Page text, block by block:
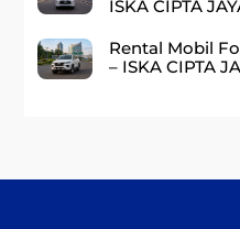
ISKA CIPTA
Rental Mobil
– ISKA CIPTA